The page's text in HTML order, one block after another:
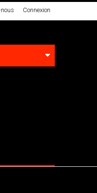
Connexion